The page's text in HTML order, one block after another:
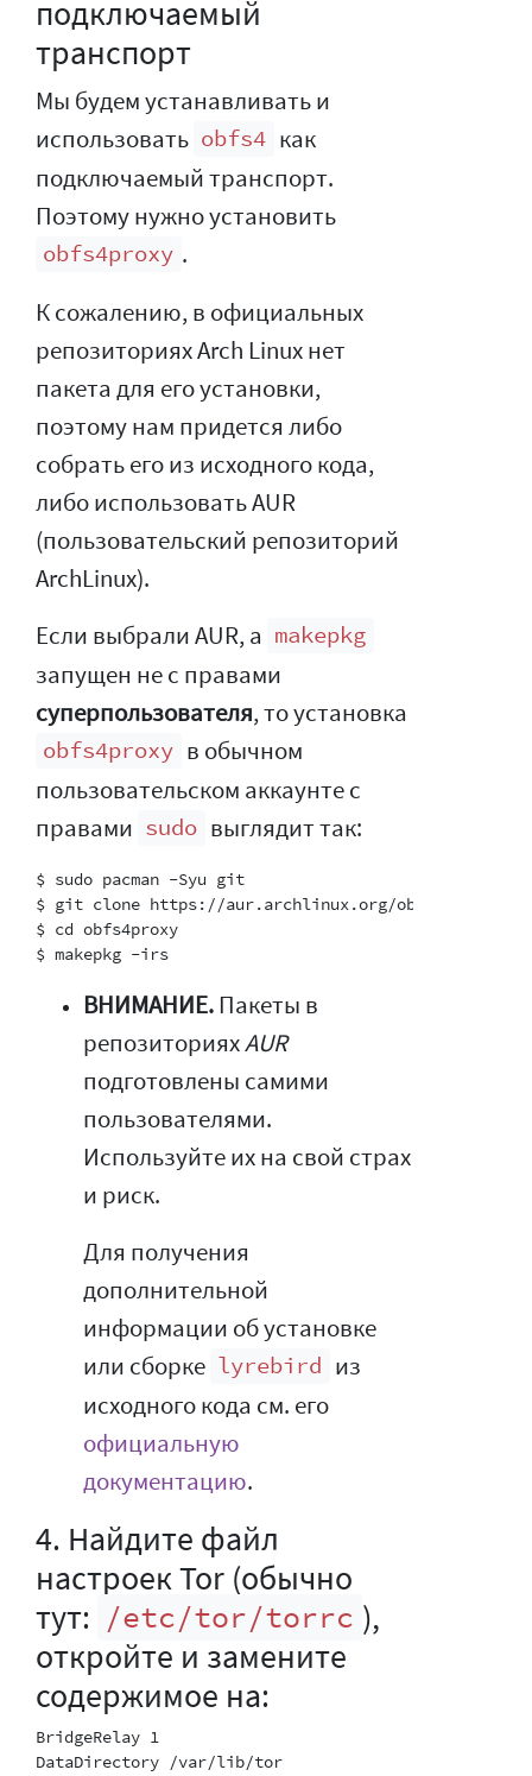
подключаемый
транспорт
Мы будем устанавливать и
использовать obfs4 как
подключаемый транспорт.
Поэтому нужно установить
obfs4proxy .
К сожалению, в официальных
репозиториях Arch Linux нет
пакета для его установки,
поэтому нам придется либо
собрать его из исходного кода,
либо использовать AUR
(пользовательский репозиторий
ArchLinux).
Если выбрали AUR, а makepkg
запущен не с правами
суперпользователя, то установка
obfs4proxy в обычном
пользовательском аккаунте с
правами sudo выглядит так:
$ sudo pacman -Syu git
$ git clone https://aur.archlinux.org/obfs4proxy
$ cd obfs4proxy
ВНИМАНИЕ.Пакеты в
репозиторияхAUR
подготовлены самими
пользователями.
Используйте их на свой страх
и риск.
Для получения
дополнительной
информации об установке
или сборке lyrebird из
исходного кода см. его
официальную
документацию.
4. Найдите файл
настроек Tor (обычно
тут: /etc/tor/torrc ),
откройте и замените
содержимое на:
BridgeRelay 1
DataDirectory /var/lib/tor